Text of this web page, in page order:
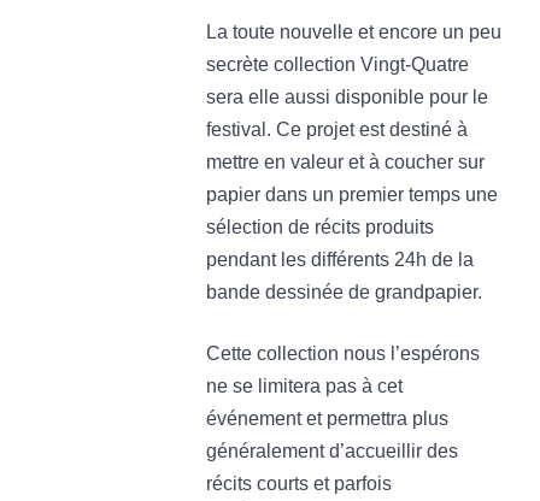
La toute nouvelle et encore un peu
secrète collection Vingt-Quatre
sera elle aussi disponible pour le
festival. Ce projet est destiné à
mettre en valeur et à coucher sur
papier dans un premier temps une
sélection de récits produits
pendant les différents 24h de la
bande dessinée de grandpapier.
Cette collection nous l’espérons
ne se limitera pas à cet
événement et permettra plus
généralement d’accueillir des
récits courts et parfois